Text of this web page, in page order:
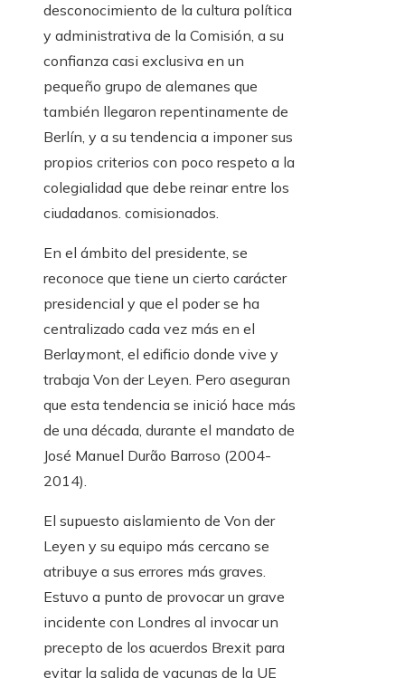
desconocimiento de la cultura política
y administrativa de la Comisión, a su
confianza casi exclusiva en un
pequeño grupo de alemanes que
también llegaron repentinamente de
Berlín, y a su tendencia a imponer sus
propios criterios con poco respeto a la
colegialidad que debe reinar entre los
ciudadanos. comisionados.
En el ámbito del presidente, se
reconoce que tiene un cierto carácter
presidencial y que el poder se ha
centralizado cada vez más en el
Berlaymont, el edificio donde vive y
trabaja Von der Leyen. Pero aseguran
que esta tendencia se inició hace más
de una década, durante el mandato de
José Manuel Durão Barroso (2004-
2014).
El supuesto aislamiento de Von der
Leyen y su equipo más cercano se
atribuye a sus errores más graves.
Estuvo a punto de provocar un grave
incidente con Londres al invocar un
precepto de los acuerdos Brexit para
evitar la salida de vacunas de la UE